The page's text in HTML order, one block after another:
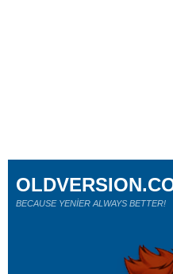
BECAUSE YENİER ALWAYS BETTER!